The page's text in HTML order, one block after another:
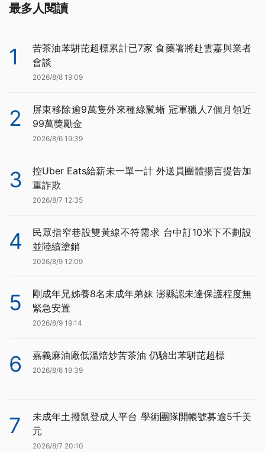
最多人閱讀
1
苦茶油苯駢芘超標累計已7家 食藥署將赴雲嘉與業者
會談
2026/8/8 19:09
2
屏東移除逾9萬隻外來種綠鬣蜥 冠軍獵人7個月領近
99萬獎勵金
2026/8/6 19:39
3
控Uber Eats給薪未一單一計 外送員團體揚言提告加
重詐欺
2026/8/7 12:35
4
民眾指窄巷設雙黃線不符需求 台中訂10米下不劃設
並陸續塗銷
2026/8/9 12:09
5
剛成年兄姊養8名未成年弟妹 澎縣認未達保護程度無
緊急安置
2026/8/9 19:14
6 嘉義麻油廠低溫焙炒苦茶油 仍驗出苯駢芘超標
2026/8/6 19:39
7
未成年土撥鼠登成人平台 學術團隊開帳號募逾5千美
元
2026/8/7 20:10